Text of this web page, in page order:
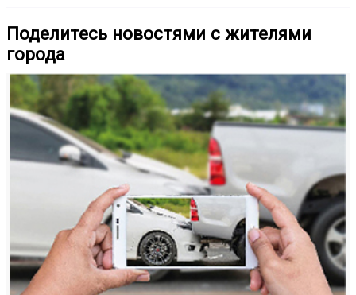
Поделитесь новостями с жителями
города